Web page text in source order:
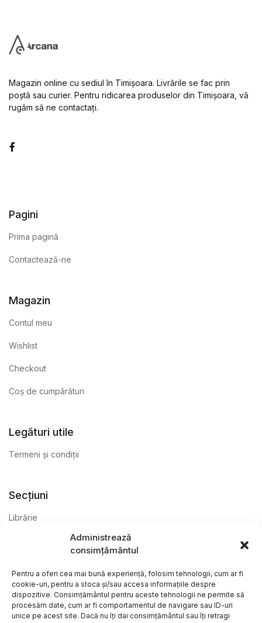
Administrează
consimțământul
Pentru a oferi cea mai bună experiență, folosim tehnologii, cum ar fi
cookie-uri, pentru a stoca și/sau accesa informațiile despre
dispozitive. Consimțământul pentru aceste tehnologii ne permite să
procesăm date, cum ar fi comportamentul de navigare sau ID-uri
unice pe acest site. Dacă nu îți dai consimțământul sau îți retragi
Magazin online cu sediul în Timișoara. Livrările se fac prin
poștă sau curier. Pentru ridicarea produselor din Timișoara, vă
rugăm să ne contactați.
Pagini
Prima pagină
Contactează-ne
Magazin
Contul meu
Wishlist
Checkout
Coș de cumpărături
Legături utile
Termeni și condiții
Secțiuni
Librărie